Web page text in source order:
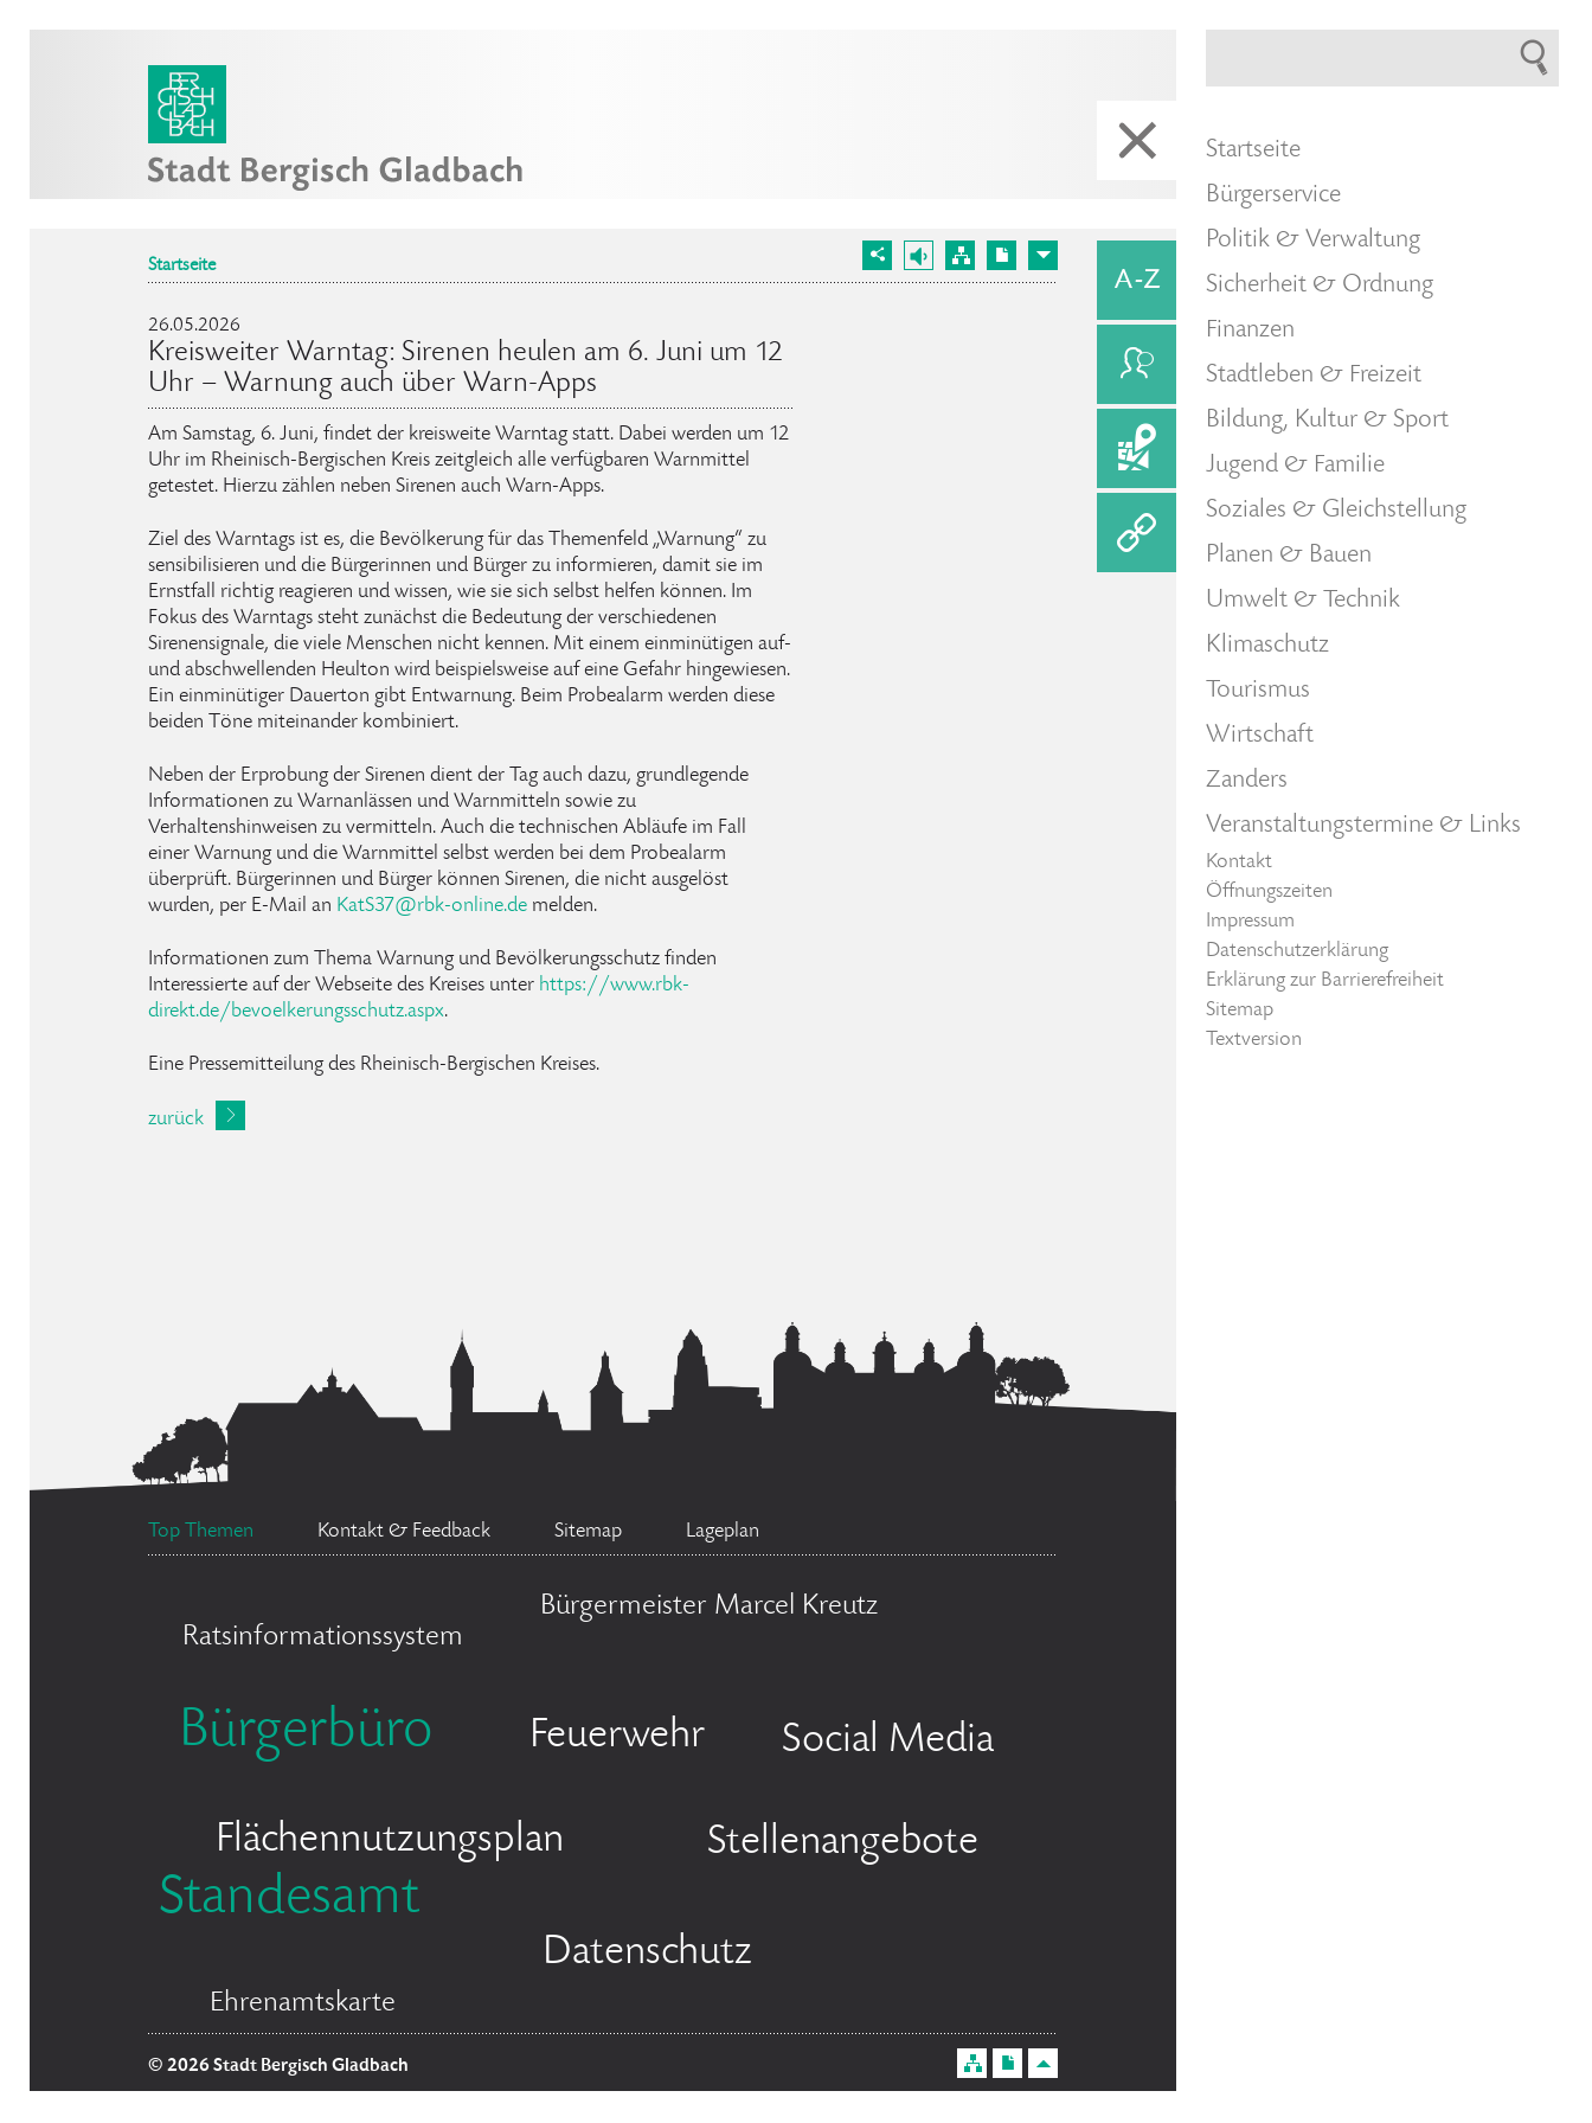
Startseite
26.05.2026
Kreisweiter Warntag: Sirenen heulen am 6. Juni um 12
Uhr – Warnung auch über Warn-Apps
Am Samstag, 6. Juni, findet der kreisweite Warntag statt. Dabei werden um 12
Uhr im Rheinisch-Bergischen Kreis zeitgleich alle verfügbaren Warnmittel
getestet. Hierzu zählen neben Sirenen auch Warn-Apps.
Ziel des Warntags ist es, die Bevölkerung für das Themenfeld „Warnung“ zu
sensibilisieren und die Bürgerinnen und Bürger zu informieren, damit sie im
Ernstfall richtig reagieren und wissen, wie sie sich selbst helfen können. Im
Fokus des Warntags steht zunächst die Bedeutung der verschiedenen
Sirenensignale, die viele Menschen nicht kennen. Mit einem einminütigen auf-
und abschwellenden Heulton wird beispielsweise auf eine Gefahr hingewiesen.
Ein einminütiger Dauerton gibt Entwarnung. Beim Probealarm werden diese
beiden Töne miteinander kombiniert.
Neben der Erprobung der Sirenen dient der Tag auch dazu, grundlegende
Informationen zu Warnanlässen und Warnmitteln sowie zu
Verhaltenshinweisen zu vermitteln. Auch die technischen Abläufe im Fall
einer Warnung und die Warnmittel selbst werden bei dem Probealarm
überprüft. Bürgerinnen und Bürger können Sirenen, die nicht ausgelöst
wurden, per E-Mail an KatS37@rbk-online.de melden.
Informationen zum Thema Warnung und Bevölkerungsschutz finden
Interessierte auf der Webseite des Kreises unter https://www.rbk-
direkt.de/bevoelkerungsschutz.aspx.
Eine Pressemitteilung des Rheinisch-Bergischen Kreises.
zurück
Top Themen Kontakt & Feedback Sitemap Lageplan
Ratsinformationssystem
Bürgermeister Marcel Kreutz
Bürgerbüro Feuerwehr Social Media
Flächennutzungsplan Stellenangebote
Standesamt
Datenschutz
Ehrenamtskarte
© 2026 Stadt Bergisch Gladbach
Startseite
Bürgerservice
Politik & Verwaltung
Sicherheit & Ordnung
Finanzen
Stadtleben & Freizeit
Bildung, Kultur & Sport
Jugend & Familie
Soziales & Gleichstellung
Planen & Bauen
Umwelt & Technik
Klimaschutz
Tourismus
Wirtschaft
Zanders
Veranstaltungstermine & Links
Kontakt
Öffnungszeiten
Impressum
Datenschutzerklärung
Erklärung zur Barrierefreiheit
Sitemap
Textversion